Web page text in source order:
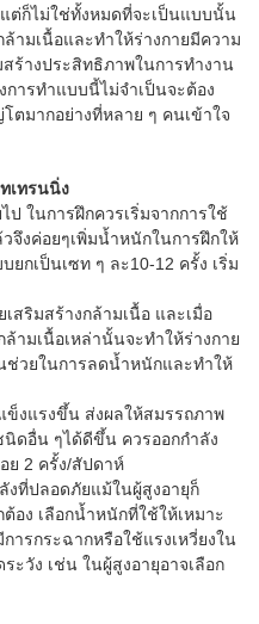
ต่ก็ไม่ใช่ทั้งหมดที่จะเป็นแบบนั้น
ล้ามเนื้อและทำให้ร่างกายมีความ
ร้างประสิทธิภาพในการทำงาน
ารทำแบบนี้ไม่จำเป็นจะต้อง
ตมากอย่างที่หลาย ๆ คนเข้าใจ
เทรนนิ่ง
ป ในการฝึกควรเริ่มจากการใช้
จึงค่อยๆเพิ่มน้ำหนักในการฝึกให้
กเป็นเซท ๆ ละ10-12 ครั้ง เริ่ม
ริมสร้างกล้ามเนื้อ และเมื่อ
ามเนื้อเหล่านั้นจะทำให้ร่างกาย
วยในการลดน้ำหนักและทำให้
แรงขึ้น ส่งผลให้สมรรถภาพ
ดอื่น ๆได้ดีขึ้น ควรออกกำลัง
ย 2 ครั้ง/สัปดาห์
ที่ปลอดภัยแม้ในผู้สูงอายุก็
อง เลือกน้ำหนักที่ใช้ให้เหมาะ
ารกระฉากหรือใช้แรงเหวี่ยงใน
ะวัง เช่น ในผู้สูงอายุอาจเลือก